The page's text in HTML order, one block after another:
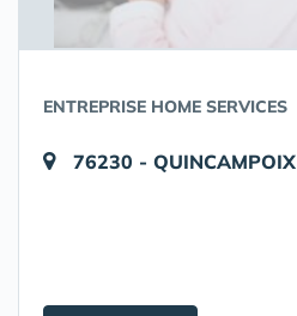
ENTREPRISE HOME SERVICES
76230 - QUINCAMPOIX